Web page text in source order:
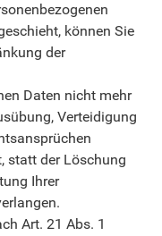
können Sie
der
Daten nicht mehr
Verteidigung
statt der Löschung
Ihrer
Art. 21 Abs. 1